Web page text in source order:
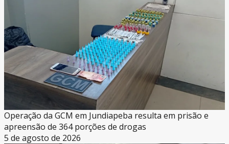
Operação da GCM em Jundiapeba resulta em prisão e
apreensão de 364 porções de drogas
5 de agosto de 2026